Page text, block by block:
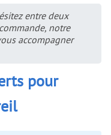
entre deux
notre
accompagner
pour